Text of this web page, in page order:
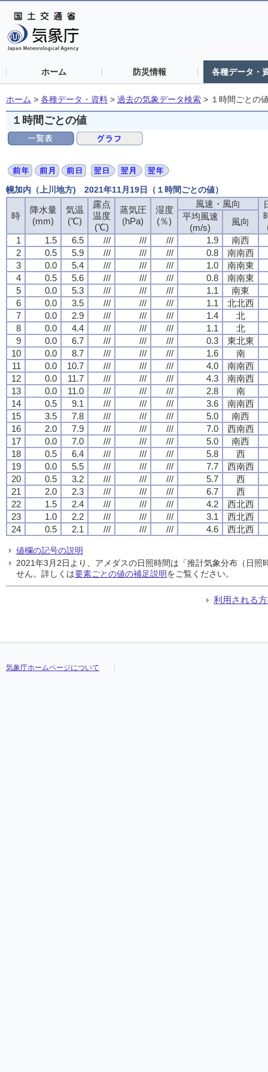
ホーム 防災情報 各種データ・
ホーム > 各種データ・資料 > 過去の気象データ検索 > １時間ごとの
１時間ごとの値
幌加内（上川地方) 2021年11月19日（１時間ごとの値）
時
降水量
(mm)
気温
(℃)
露点
温度
(℃)
蒸気圧
(hPa)
湿度
(％)
風速・風向
平均風速
(m/s)
風向
1
1.5 6.5 /// /// /// 1.9
南西
2
0.5 5.9 /// /// /// 0.8
南南西
3
0.0 5.4 /// /// /// 1.0
南南東
4
0.5 5.6 /// /// /// 0.8
南南東
5
0.0 5.3 /// /// /// 1.1
南東
6
0.0 3.5 /// /// /// 1.1
北北西
7
0.0 2.9 /// /// /// 1.4
北
8
0.0 4.4 /// /// /// 1.1
北
9
0.0 6.7 /// /// /// 0.3
東北東
10
0.0 8.7 /// /// /// 1.6
南
11
0.0 10.7 /// /// /// 4.0
南南西
12
0.0 11.7 /// /// /// 4.3
南南西
13
0.0 11.0 /// /// /// 2.8
南
14
0.5 9.1 /// /// /// 3.6
南南西
15
3.5 7.8 /// /// /// 5.0
南西
16
2.0 7.9 /// /// /// 7.0
西南西
17
0.0 7.0 /// /// /// 5.0
南西
18
0.5 6.4 /// /// /// 5.8
西
19
0.0 5.5 /// /// /// 7.7
西南西
20
0.5 3.2 /// /// /// 5.7
西
21
2.0 2.3 /// /// /// 6.7
西
22
1.5 2.4 /// /// /// 4.2
西北西
23
1.0 2.2 /// /// /// 3.1
西北西
24
0.5 2.1 /// /// /// 4.6 西北西
値欄の記号の説明
2021年3月2日より、アメダスの日照時間は「推計気象分布（日
せん。詳しくは要素ごとの値の補足説明をご覧ください。
利用される
気象庁ホームページについて